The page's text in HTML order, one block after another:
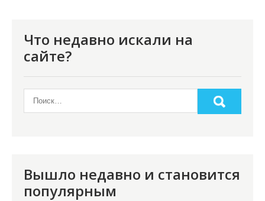
Что недавно искали на
сайте?
Вышло недавно и становится
популярным